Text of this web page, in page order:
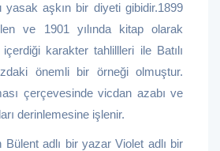
yasak aşkın bir diyeti gibidir.1899
ve 1901 yılında kitap olarak
karakter tahlillleri ile Batılı
önemli bir örneği olmuştur.
çerçevesinde vicdan azabı ve
derinlemesine işlenir.
adlı bir yazar Violet adlı bir